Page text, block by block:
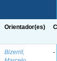
Orientador(es)
Bizerril,
-